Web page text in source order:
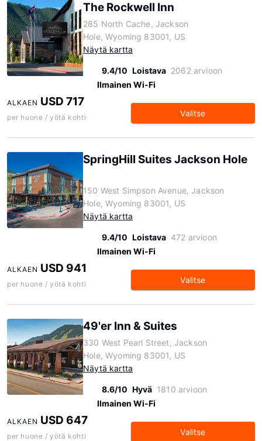
The Rockwell Inn
285 North Cache, Jackson
Hole, Wyoming 83001, US
Näytä kartta
9.4/10 Loistava 2062 arvioon
Ilmainen Wi-Fi
ALKAEN USD 717
per huone / yötä kohti Valitse
SpringHill Suites Jackson Hole
150 West Simpson Avenue, Jackson
Hole, Wyoming 83001, US
Näytä kartta
9.4/10 Loistava 472 arvioon
Ilmainen Wi-Fi
ALKAEN USD 941
per huone / yötä kohti Valitse
49'er Inn & Suites
330 West Pearl Street, Jackson
Hole, Wyoming 83001, US
Näytä kartta
8.6/10 Hyvä 1810 arvioon
Ilmainen Wi-Fi
ALKAEN USD 647
per huone / yötä kohti Valitse